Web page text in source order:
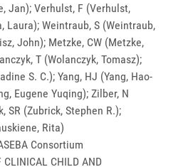
Jan); Verhulst, F (Verhulst,
Laura); Weintraub, S (Weintraub,
John); Metzke, CW (Metzke,
T (Wolanczyk, Tomasz);
S. C.); Yang, HJ (Yang, Hao-
Eugene Yuqing); Zilber, N
SR (Zubrick, Stephen R.);
Rita)
Consortium
CHILD AND